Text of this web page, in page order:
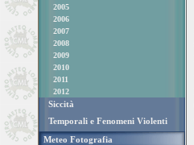
2005
2006
2007
2008
2009
2010
2011
2012
Siccità
Temporali e Fenomeni Violenti
Meteo Fotografia